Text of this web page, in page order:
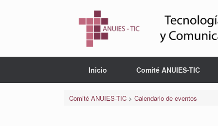
Inicio Comité ANUIES-TIC
Comité ANUIES-TIC> Calendario de eventos